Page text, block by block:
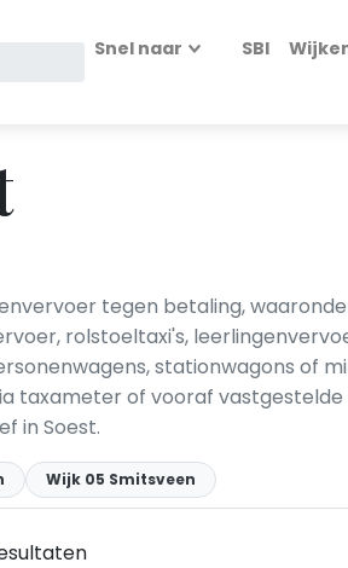
Snel naar SBI
tegen betaling,
rolstoeltaxi's,
stationwagons of
taxameter of vooraf
in Soest.
Wijk 05 Smitsveen